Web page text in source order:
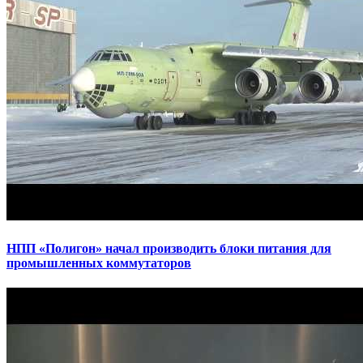
НПП «Полигон» начал производить блоки питания для
промышленных коммутаторов